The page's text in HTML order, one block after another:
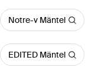
Notre-v Mäntel
EDITED Mäntel